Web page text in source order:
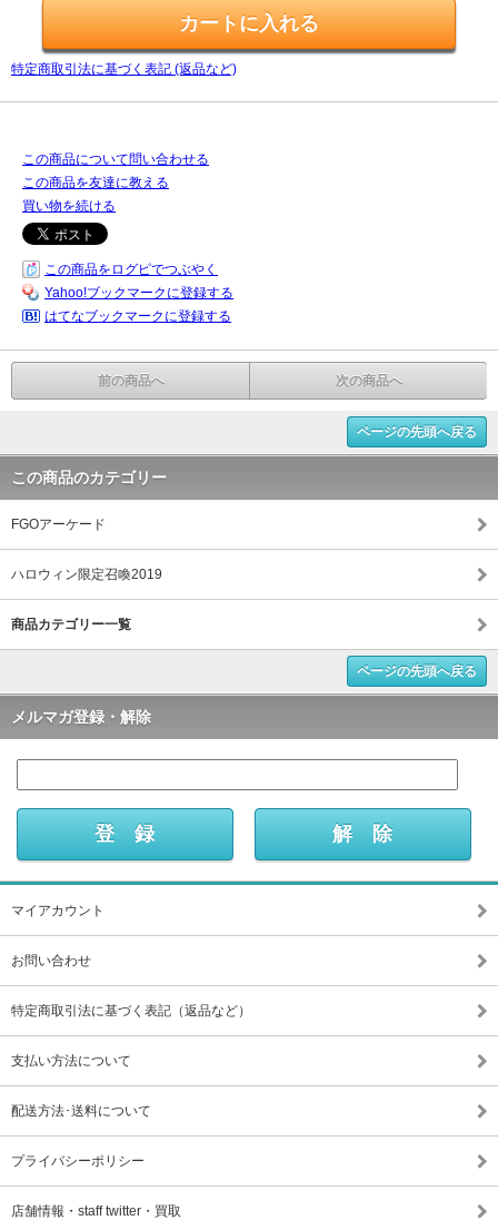
特定商取引法に基づく表記 (返品など)
この商品について問い合わせる
この商品を友達に教える
買い物を続ける
この商品をログピでつぶやく
Yahoo!ブックマークに登録する
はてなブックマークに登録する
前の商品へ 次の商品へ
ページの先頭へ戻る
この商品のカテゴリー
FGOアーケード
ハロウィン限定召喚2019
商品カテゴリー一覧
ページの先頭へ戻る
メルマガ登録・解除
マイアカウント
お問い合わせ
特定商取引法に基づく表記（返品など）
支払い方法について
配送方法･送料について
プライバシーポリシー
店舗情報・staff twitter・買取